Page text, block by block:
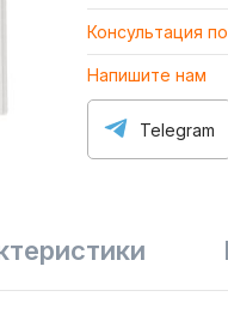
Консультация
Напишите нам
Telegram